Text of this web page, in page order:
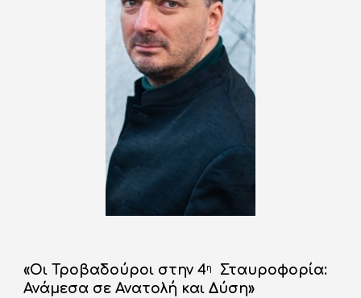
«Οι Τροβαδούροι στην 4η
  Σταυροφορία:
Ανάμεσα σε Ανατολή και Δύση»